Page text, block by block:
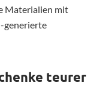
Materialien mit
generierte
teurer